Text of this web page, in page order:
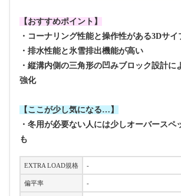
【おすすめポイント】
・コーナリング性能と操作性がある3Dサ
・排水性能と氷雪排出機能が高い
・縦溝内側の三角形の凹みブロック設計に
強化
【ここが少し気になる…】
・冬用が必要ない人には少しオーバースペ
も
EXTRA LOAD規格 -
偏平率 -